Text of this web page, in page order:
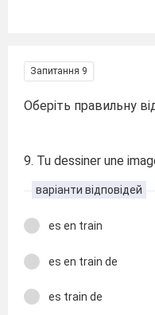
Запитання 9
Оберіть правильну
9. Tu dessiner une
варіанти відповідей
es en train
es en train de
es train de